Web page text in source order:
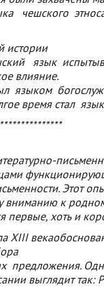
чешского
истории
язык
влияние.
языком
время стал
Этот
вниманию к
первые, хоть и
XIII
предложения.
выглядит так: